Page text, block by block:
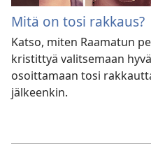
Mitä on tosi rakkaus?
Katso, miten Raamatun
kristittyä valitsemaan
osoittamaan tosi
jälkeenkin.